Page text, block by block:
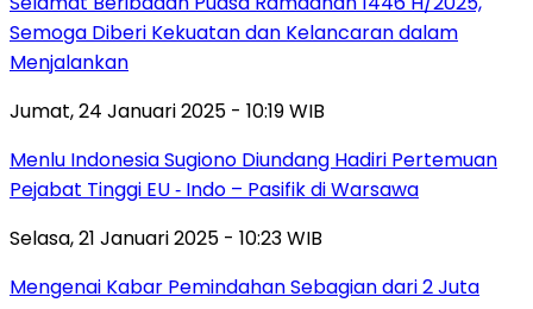
Semoga Diberi Kekuatan dan Kelancaran dalam
Menjalankan
Jumat, 24 Januari 2025 - 10:19 WIB
Menlu Indonesia Sugiono Diundang Hadiri Pertemuan
Pejabat Tinggi EU ‐ Indo – Pasifik di Warsawa
Selasa, 21 Januari 2025 - 10:23 WIB
Mengenai Kabar Pemindahan Sebagian dari 2 Juta